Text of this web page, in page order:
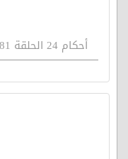
أحكام 24 الحلقة 181